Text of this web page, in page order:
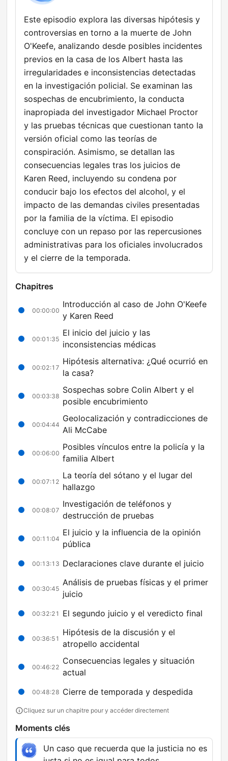
Este episodio explora las diversas hipótesis y
controversias en torno a la muerte de John
O'Keefe, analizando desde posibles incidentes
previos en la casa de los Albert hasta las
irregularidades e inconsistencias detectadas
en la investigación policial. Se examinan las
sospechas de encubrimiento, la conducta
inapropiada del investigador Michael Proctor
y las pruebas técnicas que cuestionan tanto la
versión oficial como las teorías de
conspiración. Asimismo, se detallan las
consecuencias legales tras los juicios de
Karen Reed, incluyendo su condena por
conducir bajo los efectos del alcohol, y el
impacto de las demandas civiles presentadas
por la familia de la víctima. El episodio
concluye con un repaso por las repercusiones
administrativas para los oficiales involucrados
y el cierre de la temporada.
Chapitres
00:00:00
Introducción al caso de John O'Keefe
y Karen Reed
00:01:35
El inicio del juicio y las
inconsistencias médicas
00:02:17
Hipótesis alternativa: ¿Qué ocurrió en
la casa?
00:03:38
Sospechas sobre Colin Albert y el
posible encubrimiento
00:04:44
Geolocalización y contradicciones de
Ali McCabe
00:06:00
Posibles vínculos entre la policía y la
familia Albert
00:07:12
La teoría del sótano y el lugar del
hallazgo
00:08:07
Investigación de teléfonos y
destrucción de pruebas
00:11:04
El juicio y la influencia de la opinión
pública
00:13:13 Declaraciones clave durante el juicio
00:30:45
Análisis de pruebas físicas y el primer
juicio
00:32:21 El segundo juicio y el veredicto final
00:36:51
Hipótesis de la discusión y el
atropello accidental
00:46:22
Consecuencias legales y situación
actual
00:48:28 Cierre de temporada y despedida
Cliquez sur un chapitre pour y accéder directement
Moments clés
Un caso que recuerda que la justicia no es